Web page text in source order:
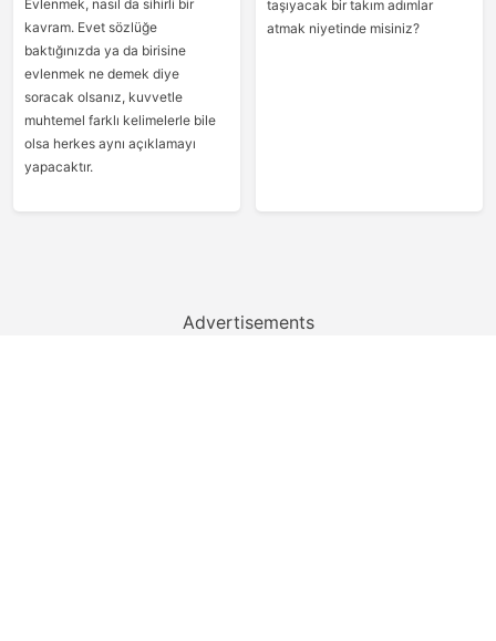
Evlenmek, nasıl da sihirli bir
kavram. Evet sözlüğe
baktığınızda ya da birisine
evlenmek ne demek diye
soracak olsanız, kuvvetle
muhtemel farklı kelimelerle bile
olsa herkes aynı açıklamayı
yapacaktır.
taşıyacak bir takım adımlar
atmak niyetinde misiniz?
Advertisements